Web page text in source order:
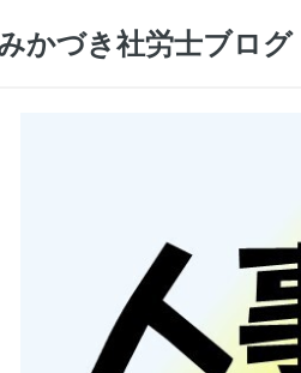
かづき社労士ブログ